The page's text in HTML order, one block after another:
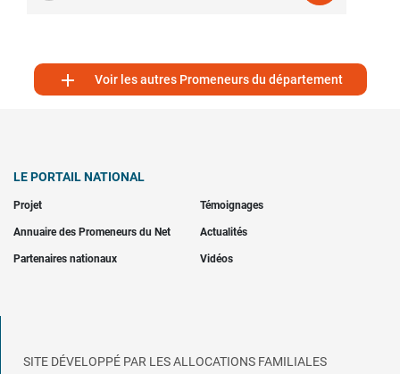
 Voir les autres Promeneurs du département
LE PORTAIL NATIONAL
Projet Témoignages
Annuaire des Promeneurs du Net Actualités
Partenaires nationaux Vidéos
SITE DÉVELOPPÉ PAR LES ALLOCATIONS FAMILIALES